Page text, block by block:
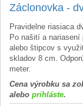
Záclonovka -
Pravidelne riasiaca
Po našití a nariasení
alebo štipcov s
skladov 8 cm.
meter.
Cena výrobku sa
alebo prihláste.